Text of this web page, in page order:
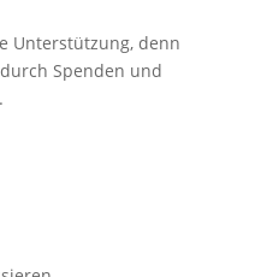
Unterstützung, denn
Spenden und